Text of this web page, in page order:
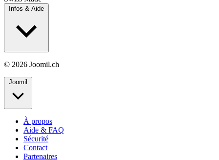
Infos & Aide
© 2026 Joomil.ch
Joomil
À propos
Aide & FAQ
Sécurité
Contact
Partenaires